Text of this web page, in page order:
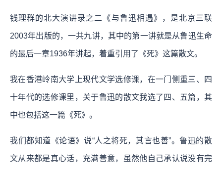
钱理群的北大演讲录之二《与鲁迅相遇》，是北京三联
2003年出版的，一共九讲，其中的第一讲就是从鲁迅生命
的最后一章1936年讲起，着重引用了《死》这篇散文。
我在香港岭南大学上现代文学选修课，在一门侧重三、四
十年代的选修课里，关于鲁迅的散文我选了四、五篇，其
中也包括这一篇《死》。
我们都知道《论语》说“人之将死，其言也善”。鲁迅的散
文从来都是真心话，充满善意，虽然他自己承认说没有完